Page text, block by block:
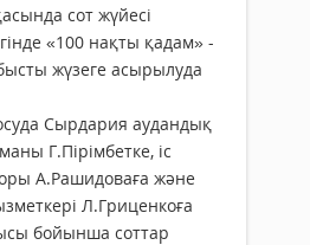
сот жүйесі
«100 нақты қадам» -
жүзеге асырылуда
Сырдария аудандық
Г.Пірімбетке, іс
А.Рашидоваға және
Л.Гриценкоға
бойынша соттар